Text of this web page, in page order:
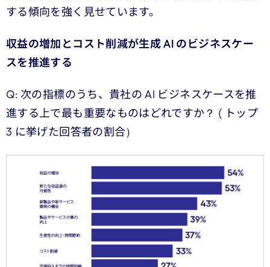
する傾向を強く見せています。
収益の増加とコスト削減が生成 AI のビジネスケー
スを推進する
Q: 次の指標のうち、貴社の AI ビジネスケースを推
進する上で最も重要なものはどれですか？ ( トップ
3 に挙げた回答者の割合）